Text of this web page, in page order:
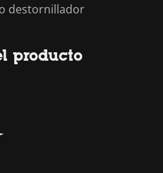
destornillador
producto